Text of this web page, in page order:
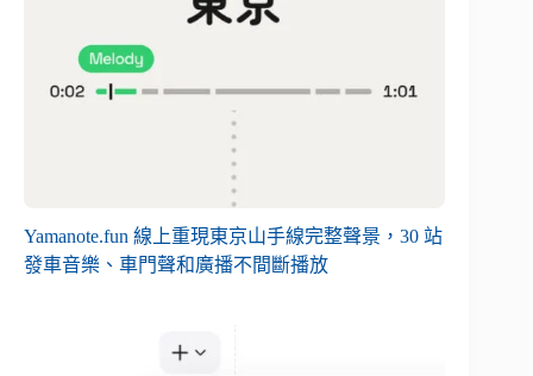
Yamanote.fun 線上重現東京山手線完整聲景，30 站
發車音樂、車門聲和廣播不間斷播放